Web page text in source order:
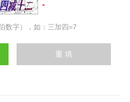
数字），如：三加四=7